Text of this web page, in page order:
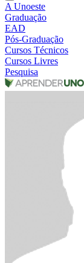
A Unoeste
Graduação
EAD
Pós-Graduação
Cursos Técnicos
Cursos Livres
Pesquisa